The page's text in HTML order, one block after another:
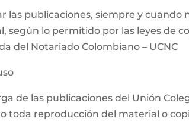
las publicaciones, siempre y cuando
según lo permitido por las leyes de
del Notariado Colombiano – UCNC
de las publicaciones del Unión
toda reproducción del material o